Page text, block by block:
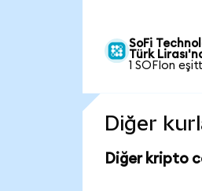
SoFi
Türk
1 SOFIon
Diğer
Diğer kripto